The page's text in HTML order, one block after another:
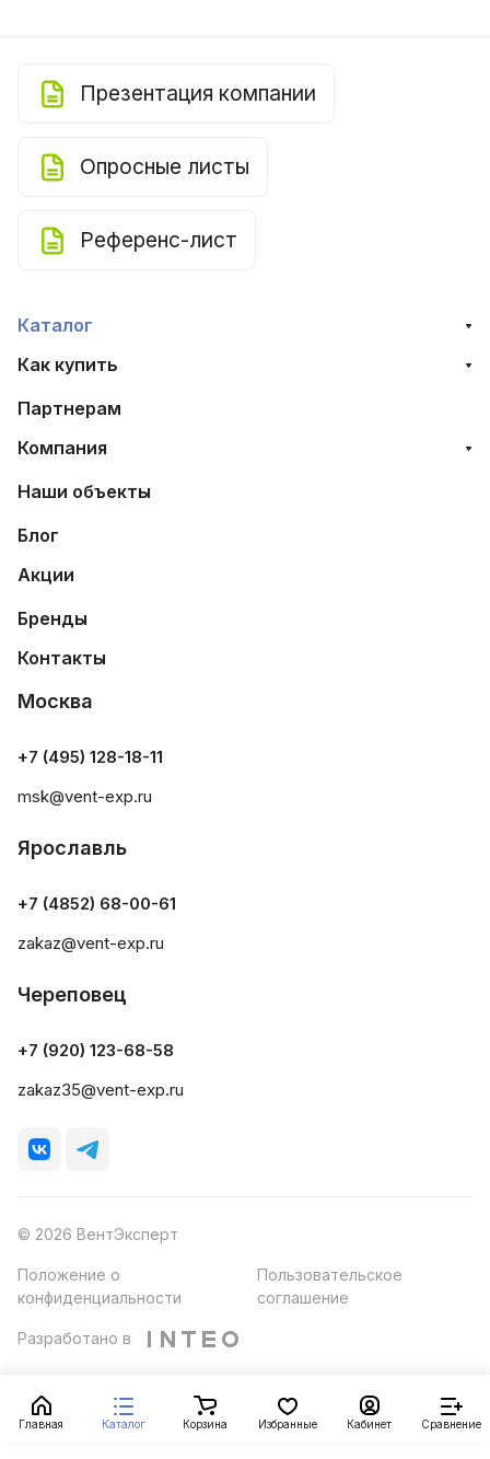
Главная Каталог Корзина Избранные Кабинет Сравнение
Презентация компании
Опросные листы
Референс-лист
Каталог
Как купить
Партнерам
Компания
Наши объекты
Блог
Акции
Бренды
Контакты
Москва
+7 (495) 128-18-11
msk@vent-exp.ru
Ярославль
+7 (4852) 68-00-61
zakaz@vent-exp.ru
Череповец
+7 (920) 123-68-58
zakaz35@vent-exp.ru
© 2026 ВентЭксперт
Положение о
конфиденциальности
Пользовательское
соглашение
Разработано в